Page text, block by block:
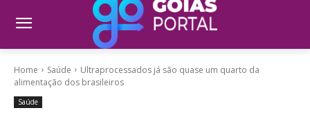
Home Saúde
Ultraprocessados já são quase um quarto da
alimentação dos brasileiros
Saúde